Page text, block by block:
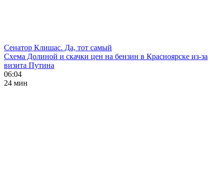
Сенатор Клишас. Да, тот самый
Схема Долиной и скачки цен на бензин в Красноярске из-за
визита Путина
06:04
24 мин